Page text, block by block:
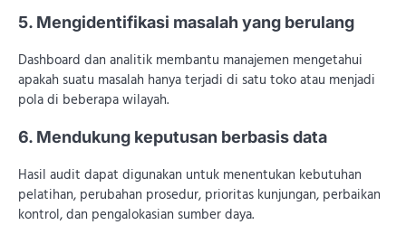
5. Mengidentifikasi masalah yang berulang
Dashboard dan analitik membantu manajemen mengetahui
apakah suatu masalah hanya terjadi di satu toko atau menjadi
pola di beberapa wilayah.
6. Mendukung keputusan berbasis data
Hasil audit dapat digunakan untuk menentukan kebutuhan
pelatihan, perubahan prosedur, prioritas kunjungan, perbaikan
kontrol, dan pengalokasian sumber daya.